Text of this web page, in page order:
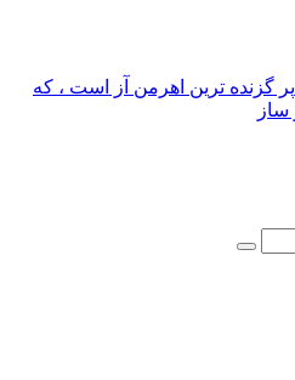
گزنده ترین اهرمن آز است ، که
جستجو